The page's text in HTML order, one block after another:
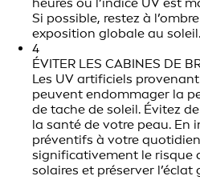
Si possible, restez à
exposition globale au soleil.
4
ÉVITER LES CABINES DE
Les UV artificiels
peuvent endommager la
de tache de soleil. Évitez
la santé de votre peau. En
préventifs à votre
significativement le risque
solaires et préserver